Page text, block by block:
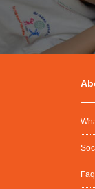
Faq